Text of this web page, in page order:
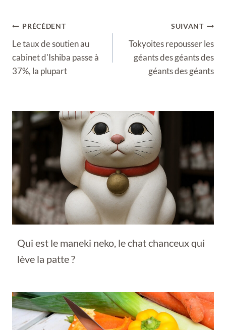
Navigation
de
l’article
PRÉCÉDENT
Le taux de soutien au
cabinet d'Ishiba passe à
37%, la plupart
SUIVANT
Tokyoites repousser les
géants des géants des
géants des géants
Qui est le maneki neko, le chat chanceux qui
lève la patte ?